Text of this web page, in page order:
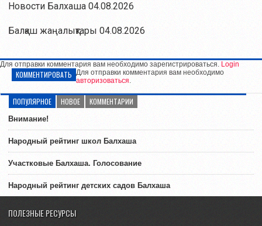
Новости Балхаша 04.08.2026
Балқаш жаңалықтары 04.08.2026
Для отправки комментария вам необходимо зарегистрироваться. Login
КОММЕНТИРОВАТЬ Для отправки комментария вам необходимо
авторизоваться.
ПОПУЛЯРНОЕ НОВОЕ КОММЕНТАРИИ
Внимание!
Народный рейтинг школ Балхаша
Участковые Балхаша. Голосование
Народный рейтинг детских садов Балхаша
ПОЛЕЗНЫЕ РЕСУРСЫ